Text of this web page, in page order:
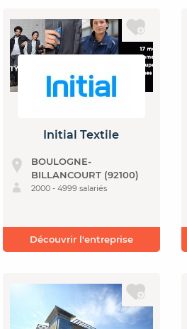
Initial Textile
BOULOGNE-
BILLANCOURT (92100)
2000 - 4999 salariés
Découvrir l'entreprise